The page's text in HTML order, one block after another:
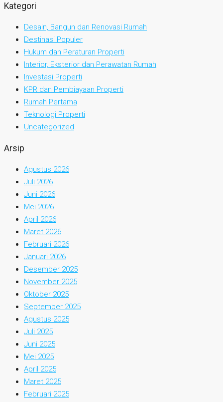
Kategori
Desain, Bangun dan Renovasi Rumah
Destinasi Populer
Hukum dan Peraturan Properti
Interior, Eksterior dan Perawatan Rumah
Investasi Properti
KPR dan Pembiayaan Properti
Rumah Pertama
Teknologi Properti
Uncategorized
Arsip
Agustus 2026
Juli 2026
Juni 2026
Mei 2026
April 2026
Maret 2026
Februari 2026
Januari 2026
Desember 2025
November 2025
Oktober 2025
September 2025
Agustus 2025
Juli 2025
Juni 2025
Mei 2025
April 2025
Maret 2025
Februari 2025